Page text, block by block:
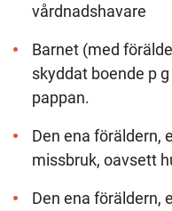
vårdnadshavare
Barnet (med
skyddat boende p
pappan.
Den ena föräldern,
missbruk, oavsett
Den ena föräldern,